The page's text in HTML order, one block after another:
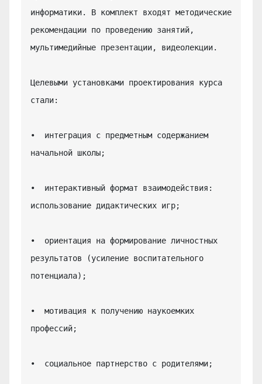
информатики. В комплект входят методические
рекомендации по проведению занятий,
мультимедийные презентации, видеолекции.
Целевыми установками проектирования курса
стали:
•  интеграция с предметным содержанием
начальной школы;
•  интерактивный формат взаимодействия:
использование дидактических игр;
•  ориентация на формирование личностных
результатов (усиление воспитательного
потенциала);
•  мотивация к получению наукоемких
профессий;
•  социальное партнерство с родителями;